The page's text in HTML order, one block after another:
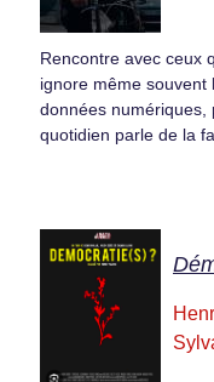
Rencontre avec ceux
ignore même souvent
données numériques,
quotidien parle de la